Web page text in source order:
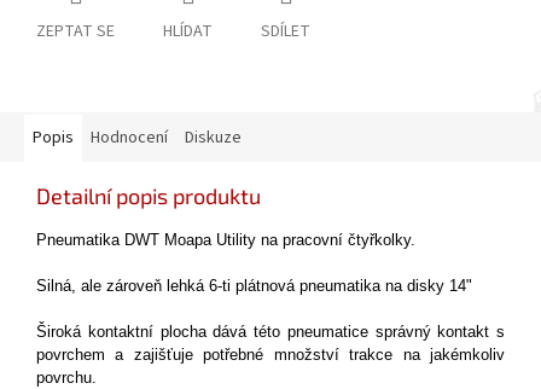
ZEPTAT SE HLÍDAT SDÍLET
Popis Hodnocení Diskuze
Detailní popis produktu
Pneumatika DWT Moapa Utility na pracovní čtyřkolky.
Silná, ale zároveň lehká 6-ti plátnová pneumatika na disky 14"
Široká kontaktní plocha dává této pneumatice správný kontakt s
povrchem a zajišťuje potřebné množství trakce na jakémkoliv
povrchu.